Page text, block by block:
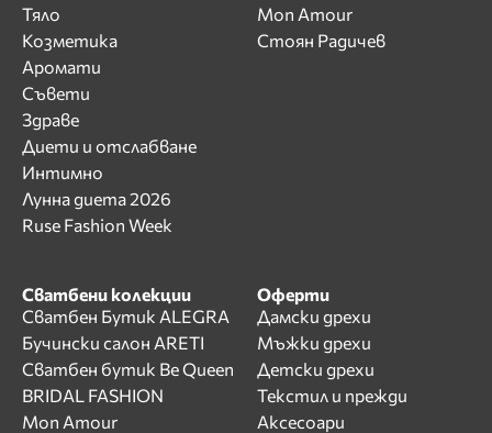
Тяло
Козметика
Аромати
Съвети
Здраве
Диети и отслабване
Интимно
Лунна диета 2026
Ruse Fashion Week
Mon Amour
Стоян Радичев
Сватбени колекции
Сватбен Бутик ALEGRA
Бучински салон ARETI
Сватбен бутик Be Queen
BRIDAL FASHION
Mon Amour
Оферти
Дамски дрехи
Мъжки дрехи
Детски дрехи
Текстил и прежди
Аксесоари